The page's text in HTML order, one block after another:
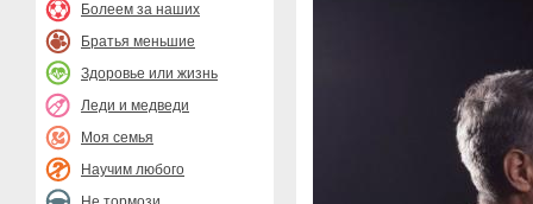
Болеем за наших
Братья меньшие
Здоровье или жизнь
Леди и медведи
Моя семья
Научим любого